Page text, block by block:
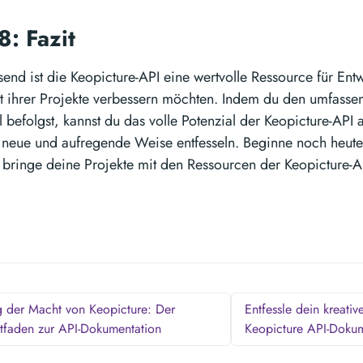
Fazit
ist die Keopicture-API eine wertvolle Ressource für
ihrer Projekte verbessern möchten. Indem du den
kannst du das volle Potenzial der Keopicture-API
und aufregende Weise entfesseln. Beginne noch
deine Projekte mit den Ressourcen der Keopicture-
Macht von Keopicture: Der
zur API-Dokumentation
Entfessle dein
Keopicture API-